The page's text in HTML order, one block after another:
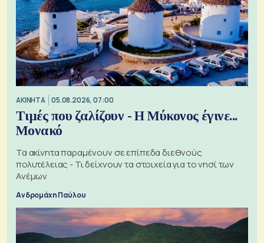
ΑΚΙΝΗΤΑ 05.08.2026, 07:00
Τιμές που ζαλίζουν - Η Μύκονος έγινε...
Μονακό
Τα ακίνητα παραμένουν σε επίπεδα διεθνούς
πολυτέλειας - Τι δείχνουν τα στοιχεία για το νησί των
Ανέμων
Ανδρομάχη Παύλου